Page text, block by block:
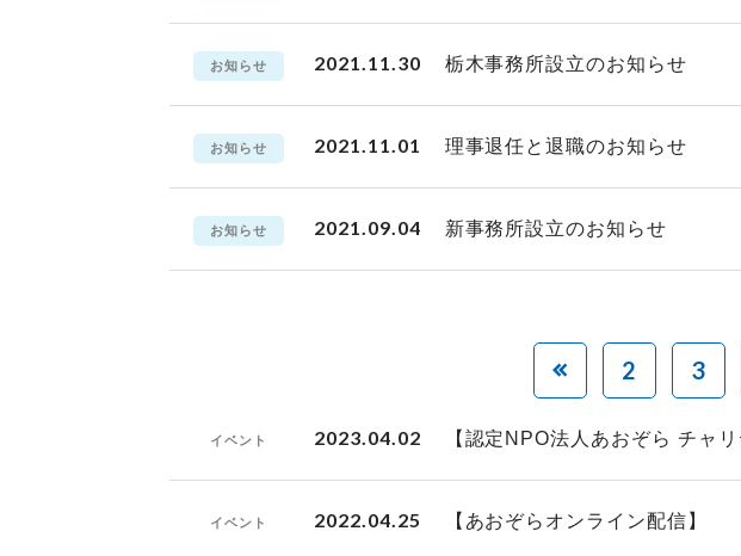
お知らせ 2021.11.30 栃木事務所設立のお知らせ
お知らせ 2021.11.01 理事退任と退職のお知らせ
お知らせ 2021.09.04 新事務所設立のお知らせ
2 3
イベント 2023.04.02 【認定NPO法人あおぞら チャ
イベント 2022.04.25 【あおぞらオンライン配信】